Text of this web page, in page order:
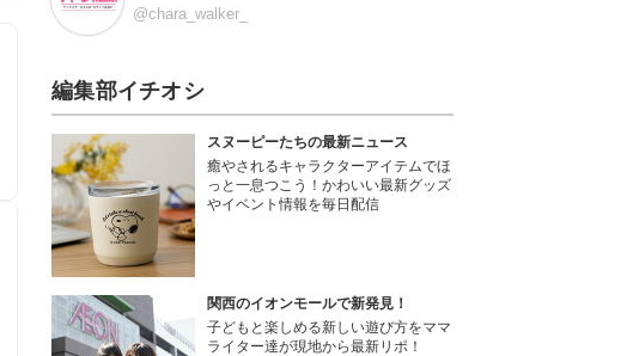
@chara_walker_
編集部イチオシ
スヌーピーたちの最新ニュース
癒やされるキャラクターアイテムでほ
っと一息つこう！かわいい最新グッズ
やイベント情報を毎日配信
関西のイオンモールで新発見！
子どもと楽しめる新しい遊び方をママ
ライター達が現地から最新リポ！